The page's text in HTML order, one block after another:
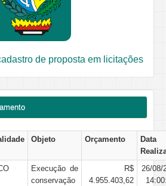
de proposta em licitações
Objeto Orçamento
Data
Execução de
conservação
R$
4.955.403,62
26/08/